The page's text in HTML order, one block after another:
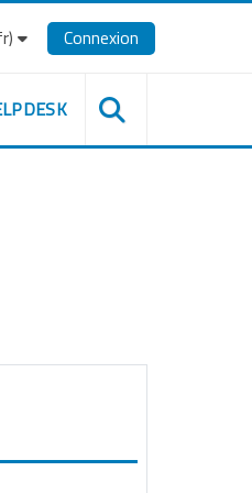
Connexion